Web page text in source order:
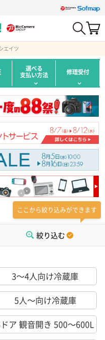
エイツ
選べる
支払い方法 修理受付
ここから絞り込みができます
絞り込む
3～4人向け冷蔵庫
5人～向け冷蔵庫
ア 観音開き 500～600L